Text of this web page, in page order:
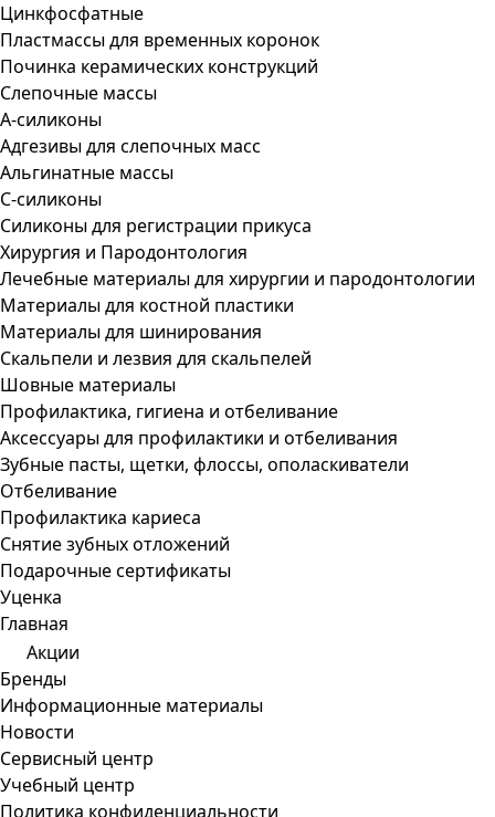
Цинкфосфатные
Пластмассы для временных коронок
Починка керамических конструкций
Слепочные массы
А-силиконы
Адгезивы для слепочных масс
Альгинатные массы
С-силиконы
Силиконы для регистрации прикуса
Хирургия и Пародонтология
Лечебные материалы для хирургии и пародонтологии
Материалы для костной пластики
Материалы для шинирования
Скальпели и лезвия для скальпелей
Шовные материалы
Профилактика, гигиена и отбеливание
Аксессуары для профилактики и отбеливания
Зубные пасты, щетки, флоссы, ополаскиватели
Отбеливание
Профилактика кариеса
Снятие зубных отложений
Подарочные сертификаты
Уценка
Главная
Акции
Бренды
Информационные материалы
Новости
Сервисный центр
Учебный центр
Политика конфиденциальности